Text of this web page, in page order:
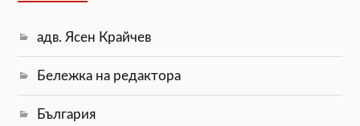
адв. Ясен Крайчев
Бележка на редактора
България